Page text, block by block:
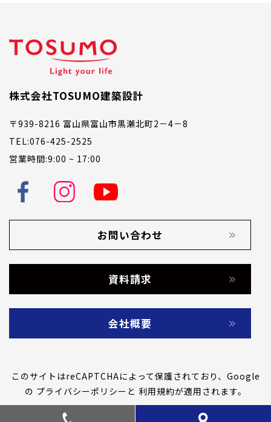
株式会社TOSUMO建築設計
〒939-8216 富山県富山市黒瀬北町2－4－8
TEL:076-425-2525
営業時間:9:00 ~ 17:00
お問い合わせ
資料請求
会社概要
このサイトはreCAPTCHAによって保護されており、Google
の プライバシーポリシー と 利用規約が適用されます。